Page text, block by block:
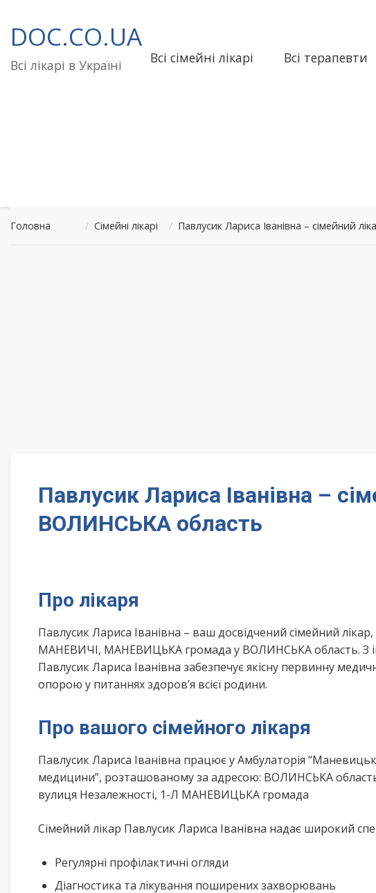
до
вмісту
DOC.CO.UA
Всі лікарі в Україні Всі сімейні лікарі Всі терапевти
Головна / Сімейні лікарі / Павлусик Лариса Іванівна – сімейний
Павлусик Лариса Іванівна –
ВОЛИНСЬКА область
Про лікаря
Павлусик Лариса Іванівна – ваш досвідчений сімейний
МАНЕВИЧІ, МАНЕВИЦЬКА громада у ВОЛИНСЬКА область. З
Павлусик Лариса Іванівна забезпечує якісну первинну
опорою у питаннях здоров’я всієї родини.
Про вашого сімейного лікаря
Павлусик Лариса Іванівна працює у Амбулаторія
медицини”, розташованому за адресою: ВОЛИНСЬКА
вулиця Незалежності, 1-Л МАНЕВИЦЬКА громада
Сімейний лікар Павлусик Лариса Іванівна надає широкий
Регулярні профілактичні огляди
Діагностика та лікування поширених захворювань